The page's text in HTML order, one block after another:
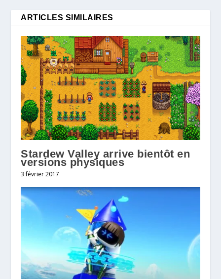
ARTICLES SIMILAIRES
Stardew Valley arrive bientôt en
versions physiques
3 février 2017